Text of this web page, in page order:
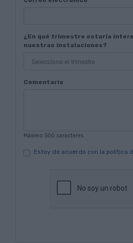
¿En qué trimestre estaría
nuestras instalaciones?
Comentario
Máximo 500 caracteres
Estoy de acuerdo con la política